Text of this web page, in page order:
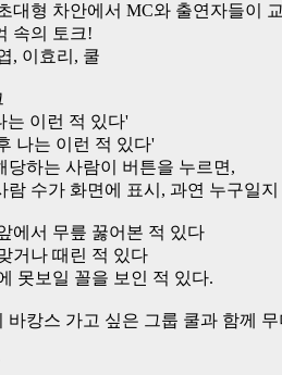
대형 차안에서 MC와 출연자들이
속의 토크!
, 이효리, 쿨
이런 적 있다'
나는 이런 적 있다'
당하는 사람이 버튼을 누르면,
람 수가 화면에 표시, 과연 누구일
에서 무릎 꿇어본 적 있다
거나 때린 적 있다
못보일 꼴을 보인 적 있다.
바캉스 가고 싶은 그룹 쿨과 함께